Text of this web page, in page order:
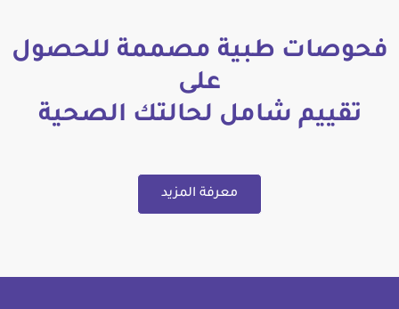
فحوصات طبية مصممة للحصول
على
تقييم شامل لحالتك الصحية
معرفة المزيد